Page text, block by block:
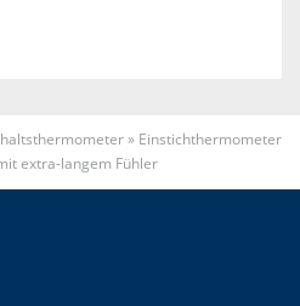
» Einstichthermometer
extra-langem Fühler